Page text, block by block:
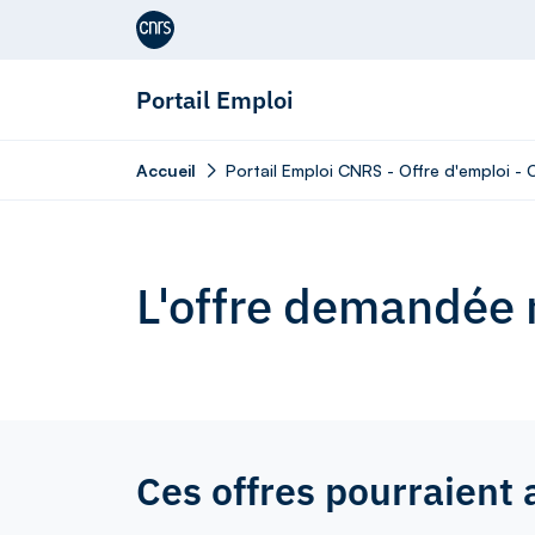
Aller au contenu
Portail Emploi
Accueil Portail Emploi CNRS - Offre d'emploi
L'offre
Ces offres pourraient